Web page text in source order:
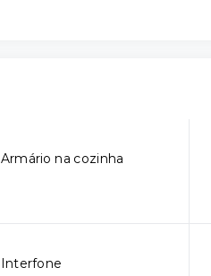
Armário na cozinha
Interfone